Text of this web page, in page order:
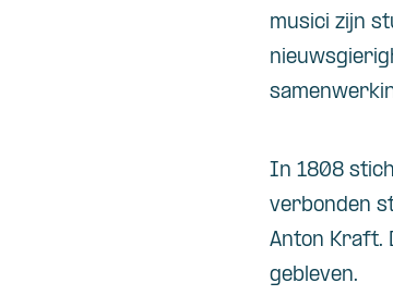
musici zijn
In 1808
verbonden
Anton Kraft.
gebleven.